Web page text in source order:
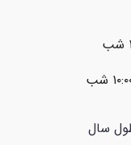
سال